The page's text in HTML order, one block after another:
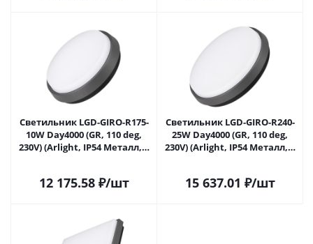
Светильник LGD-GIRO-R175-
10W Day4000 (GR, 110 deg,
230V) (Arlight, IP54 Металл, 3
12 175.58₽/шт
Светильник LGD-GIRO-R240-
25W Day4000 (GR, 110 deg,
230V) (Arlight, IP54 Металл, 3
15 637.01 ₽/шт